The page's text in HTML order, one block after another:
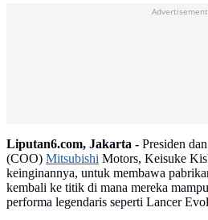
Advertisement
Liputan6.com, Jakarta - Presiden
(COO) Mitsubishi Motors, Keisuke
keinginannya, untuk membawa
kembali ke titik di mana mereka
performa legendaris seperti Lancer